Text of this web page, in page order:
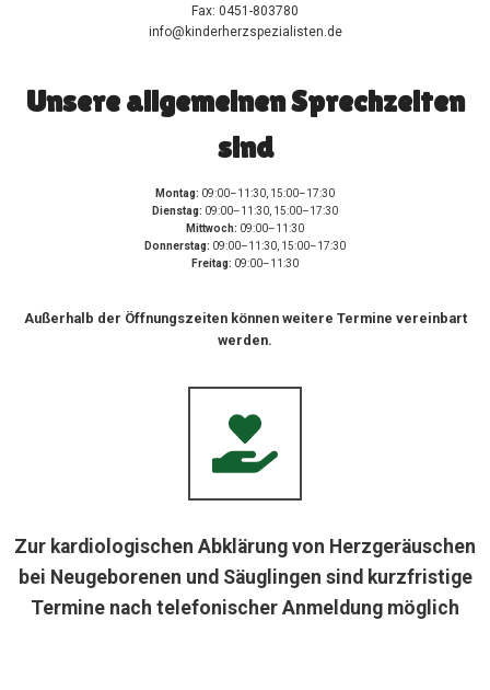
Fax: 0451-803780
info@kinderherzspezialisten.de
Unsere allgemeinen Sprechzeiten
sind
Montag: 09:00–11:30, 15:00–17:30
Dienstag: 09:00–11:30, 15:00–17:30
Mittwoch: 09:00–11:30
Donnerstag: 09:00–11:30, 15:00–17:30
Freitag: 09:00–11:30
Außerhalb der Öffnungszeiten können weitere Termine vereinbart
werden.
Zur kardiologischen Abklärung von Herzgeräuschen
bei Neugeborenen und Säuglingen sind kurzfristige
Termine nach telefonischer Anmeldung möglich